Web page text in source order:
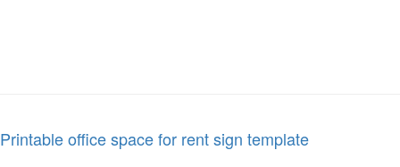
Printable office space for rent sign template